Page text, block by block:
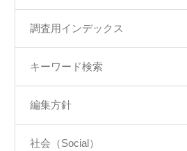
調査用インデックス
キーワード検索
編集方針
社会（Social）